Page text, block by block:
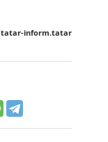
inform.tatar